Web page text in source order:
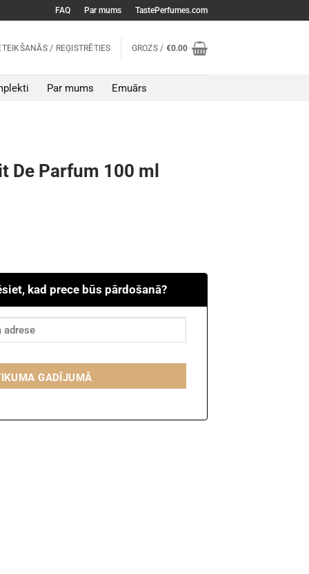
FAQ Par mums TastePerfumes.com
/ REĢISTRĒTIES GROZS / €0.00
Par mums Emuārs
De Parfum 100 ml
kad prece būs pārdošanā?
GADĪJUMĀ